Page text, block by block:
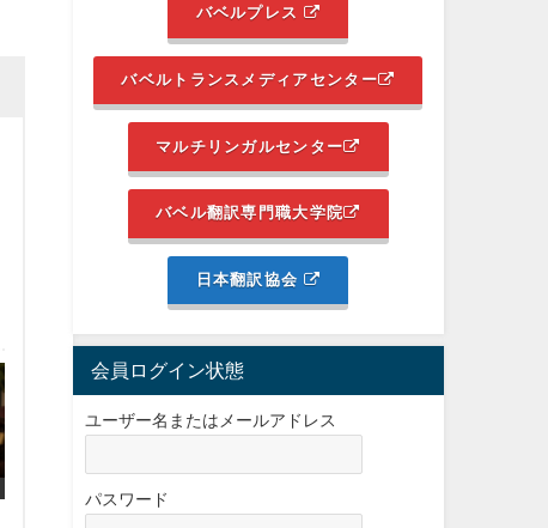
バベルプレス
バベルトランスメディアセンター
マルチリンガルセンター
バベル翻訳専門職大学院
日本翻訳協会
会員ログイン状態
ユーザー名またはメールアドレス
パスワード